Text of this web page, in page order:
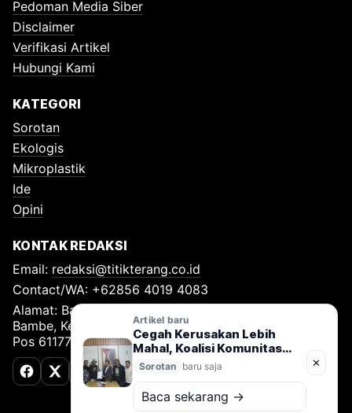
Pedoman Media Siber
Disclaimer
Verifikasi Artikel
Hubungi Kami
KATEGORI
Sorotan
Ekologis
Mikroplastik
Ide
Opini
KONTAK REDAKSI
Email: redaksi@titikterang.co.id
Contact/WA: +62856 4019 4083
Alamat: Bambe Nomor 115, RT 009 RW 009, Desa
Bambe, Kecamatan Driyorejo, Kabupaten Gresik, Kode
Pos 61177
FacebookX (Twitter)
TikTok
Artikel baru
Cegah Kerusakan Lebih
Mahal, Koalisi Komunitas
Desak Penerapan One River,
One Plan di Bulukumba
Sorotan baru saja
Baca sekarang →
✕